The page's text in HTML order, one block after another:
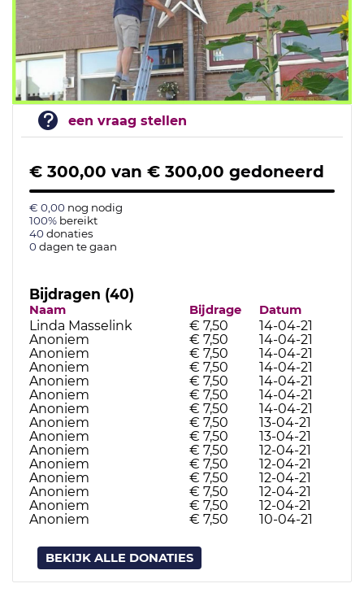
een vraag stellen
€ 300,00 van € 300,00 gedoneerd
€ 0,00 nog nodig
100% bereikt
40donaties
0dagen te gaan
Bijdragen (40)
Naam Bijdrage Datum
Linda Masselink € 7,50
14-04-21
Anoniem
€ 7,50
14-04-21
Anoniem
€ 7,50
14-04-21
Anoniem
€ 7,50
14-04-21
Anoniem
€ 7,50
14-04-21
Anoniem
€ 7,50
14-04-21
Anoniem
€ 7,50
14-04-21
Anoniem
€ 7,50
13-04-21
Anoniem
€ 7,50
13-04-21
Anoniem
€ 7,50
12-04-21
Anoniem
€ 7,50
12-04-21
Anoniem
€ 7,50
12-04-21
Anoniem
€ 7,50
12-04-21
Anoniem
€ 7,50
12-04-21
Anoniem
€ 7,50 10-04-21
BEKIJK ALLE DONATIES